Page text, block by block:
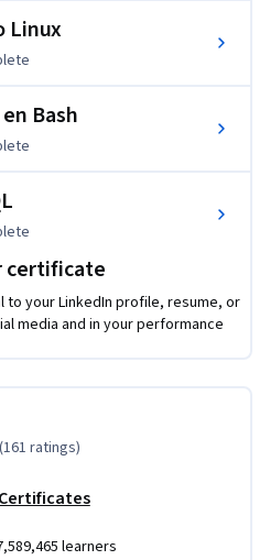
que actualmente
actividades prácticas y
comunes y frecuentes de este
en el área de la
No se necesita experiencia
Linux
Bash
certificate
to your LinkedIn profile, resume, or
media and in your performance
(161 ratings)
learners